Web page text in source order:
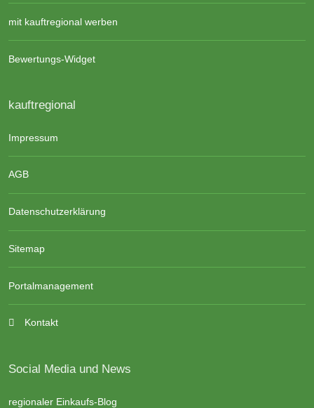
mit kauftregional werben
Bewertungs-Widget
kauftregional
Impressum
AGB
Datenschutzerklärung
Sitemap
Portalmanagement
Kontakt
Social Media und News
regionaler Einkaufs-Blog